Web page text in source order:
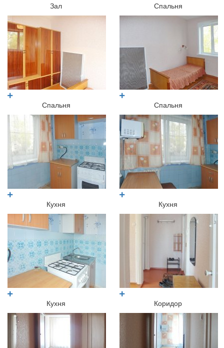
Зал Спальня
Спальня Спальня
Кухня Кухня
Кухня Коридор